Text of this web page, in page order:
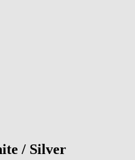
/ Silver